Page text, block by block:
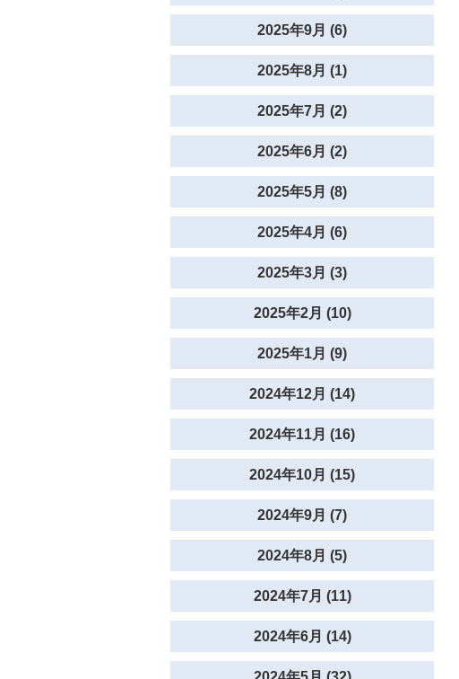
2025年9月 (6)
2025年8月 (1)
2025年7月 (2)
2025年6月 (2)
2025年5月 (8)
2025年4月 (6)
2025年3月 (3)
2025年2月 (10)
2025年1月 (9)
2024年12月 (14)
2024年11月 (16)
2024年10月 (15)
2024年9月 (7)
2024年8月 (5)
2024年7月 (11)
2024年6月 (14)